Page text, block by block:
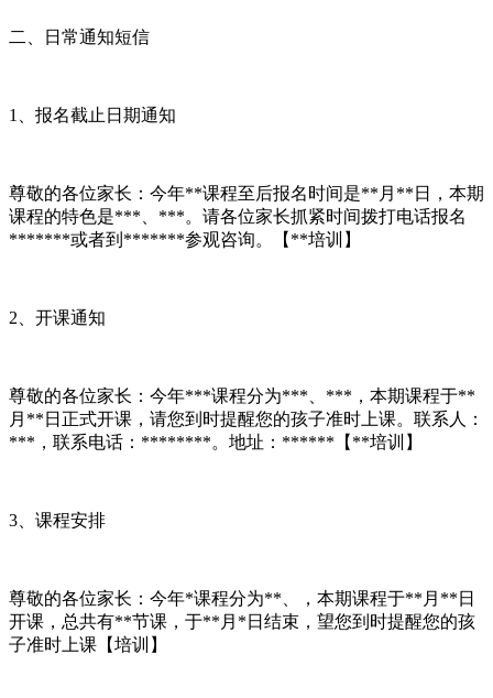
二、日常通知短信
1、报名截止日期通知
尊敬的各位家长：今年**课程至后报名时间是**月**日，本期
课程的特色是***、***。请各位家长抓紧时间拨打电话报名
*******或者到*******参观咨询。【**培训】
2、开课通知
尊敬的各位家长：今年***课程分为***、***，本期课程于**
月**日正式开课，请您到时提醒您的孩子准时上课。联系人：
***，联系电话：********。地址：******【**培训】
3、课程安排
尊敬的各位家长：今年*课程分为**、，本期课程于**月**日
开课，总共有**节课，于**月*日结束，望您到时提醒您的孩
子准时上课【培训】